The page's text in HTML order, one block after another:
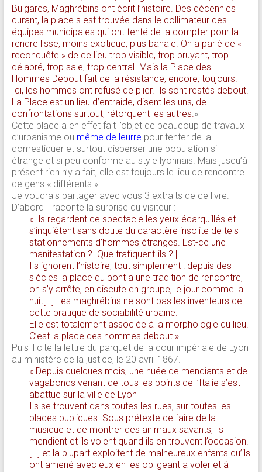
Bulgares, Maghrébins ont écrit l’histoire. Des décennies
durant, la place s est trouvée dans le collimateur des
équipes municipales qui ont tenté de la dompter pour la
rendre lisse, moins exotique, plus banale. On a parlé de «
reconquête » de ce lieu trop visible, trop bruyant, trop
délabré, trop sale, trop central. Mais la Place des
Hommes Debout fait de la résistance, encore, toujours.
Ici, les hommes ont refusé de plier. Ils sont restés debout.
La Place est un lieu d’entraide, disent les uns, de
confrontations surtout, rétorquent les autres.»
Cette place a en effet fait l’objet de beaucoup de travaux
d’urbanisme ou même de leurre pour tenter de la
domestiquer et surtout disperser une population si
étrange et si peu conforme au style lyonnais. Mais jusqu’à
présent rien n’y a fait, elle est toujours le lieu de rencontre
de gens « différents ».
Je voudrais partager avec vous 3 extraits de ce livre.
D’abord il raconte la surprise du visiteur :
« Ils regardent ce spectacle les yeux écarquillés et
s’inquiètent sans doute du caractère insolite de tels
stationnements d’hommes étranges. Est-ce une
manifestation ? Que trafiquent-ils ? […]
Ils ignorent l’histoire, tout simplement : depuis des
siècles la place du pont a une tradition de rencontre,
on s’y arrête, en discute en groupe, le jour comme la
nuit[…] Les maghrébins ne sont pas les inventeurs de
cette pratique de sociabilité urbaine.
Elle est totalement associée à la morphologie du lieu.
C’est la place des hommes debout.»
Puis il cite la lettre du parquet de la cour impériale de Lyon
au ministère de la justice, le 20 avril 1867.
« Depuis quelques mois, une nuée de mendiants et de
vagabonds venant de tous les points de l’Italie s’est
abattue sur la ville de Lyon
Ils se trouvent dans toutes les rues, sur toutes les
places publiques. Sous prétexte de faire de la
musique et de montrer des animaux savants, ils
mendient et ils volent quand ils en trouvent l’occasion.
[…] et la plupart exploitent de malheureux enfants qu’ils
ont amené avec eux en les obligeant a voler et à